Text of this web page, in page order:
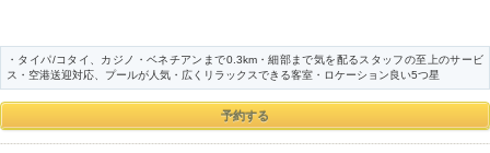
・タイパ/コタイ、カジノ・ベネチアンまで0.3km・細部まで気を配るスタッフの至上のサービ
ス・空港送迎対応、プールが人気・広くリラックスできる客室・ロケーション良い5つ星